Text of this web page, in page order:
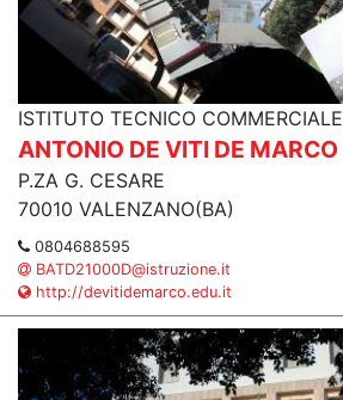
ISTITUTO TECNICO COMMERCIALE
ANTONIO DE VITI DE MARCO
P.ZA G. CESARE
70010 VALENZANO(BA)
0804688595
BATD21000D@istruzione.it
http://devitidemarco.edu.it